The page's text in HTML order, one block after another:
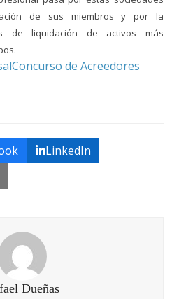
de sus miembros y por la
de liquidación de activos más
Concurso de Acreedores
LinkedIn
Dueñas